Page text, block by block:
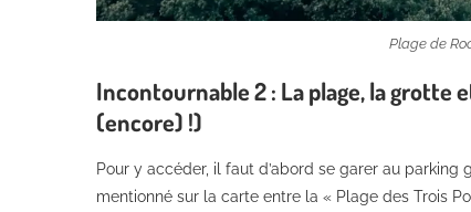
Plage de
Incontournable 2 : La plage, la
(encore) !)
Pour y accéder, il faut d’abord se garer au parking
mentionné sur la carte entre la « Plage des Trois